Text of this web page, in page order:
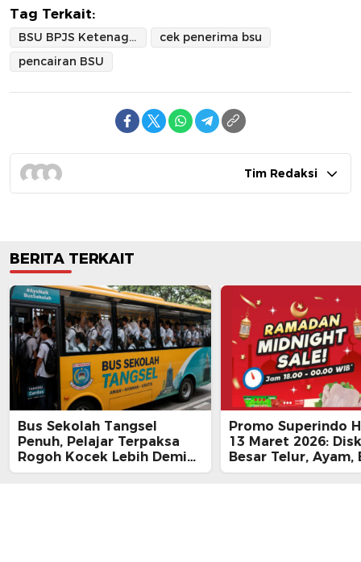
Tag Terkait:
BSU BPJS Ketenagakerjaan
cek penerima bsu
pencairan BSU
Tim Redaksi
BERITA TERKAIT
Bus Sekolah Tangsel
Penuh, Pelajar Terpaksa
Rogoh Kocek Lebih Demi
Tiba Tepat Waktu
Promo Superindo
13 Maret 2026:
Besar Telur, Ayam,
hingga Daging,